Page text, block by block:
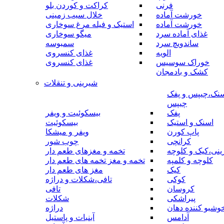
فرنی
خورشت آماده
خورشت آماده
غذای آماده سرد
ساندویچ سرد
الویه
خوراک سوسیس
کشک و بادمجان
کراکت و کوردن بلو
خلال سیب زمینی
استیک و فیله مرغ سوخاری
میگو سوخاری
سمبوسه
غذای کنسروی
غذای کنسروی
شیرینی و تنقلات
و پفک
چیپس
پفک
اسنک و استیک
پاپ کورن
کرانچی
و کلوچه
کلوچه و کلمپه
کیک
کوکی
کروسان
پیراشکی
کننده دهان
آدامس
بیسکوئیت و ویفر
بیسکوئیت
ویفر و میشکا
چوب شور
تخمه و مغزهای طعم دار
تخمه و مغز تخمه های طعم دار
مغز های طعم دار
تافی،شکلات و دراژه
تافی
شکلات
دراژه
آبنبات و پاستیل